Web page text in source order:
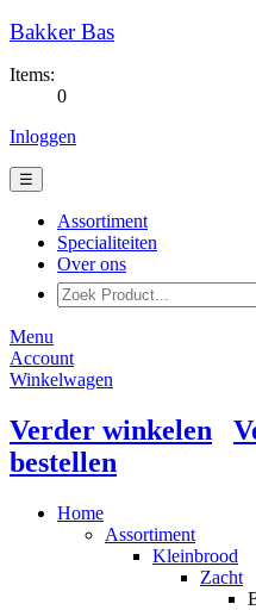
Bakker Bas
Items:
0
Inloggen
☰
Assortiment
Specialiteiten
Over ons
Menu
Account
Winkelwagen
Verder winkelen
bestellen
Home
Assortiment
Kleinbrood
Zacht